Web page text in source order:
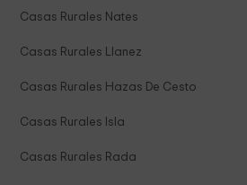
Casas Rurales Nates
Casas Rurales Llanez
Casas Rurales Hazas De Cesto
Casas Rurales Isla
Casas Rurales Rada